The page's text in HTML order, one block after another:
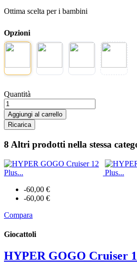
Ottima scelta per i bambini
Opzioni
Quantità
Aggiungi al carrello
8 Altri prodotti nella stessa
-60,00 €
-60,00 €
Compara
Giocattoli
HYPER GOGO Cruiser